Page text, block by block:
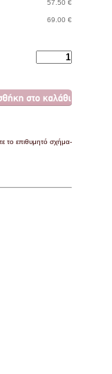
57.50 €
69.00 €
το επιθυμητό σχήμα-